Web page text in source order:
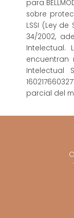
para
sobre
LSSI (Ley
34/2002,
Intelectual.
encuentran
Intelectual
parcial del